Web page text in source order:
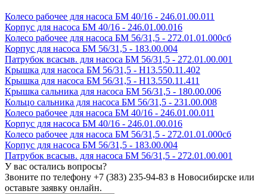
Колесо рабочее для насоса БМ 40/16 - 246.01.00.011
Корпус для насоса БМ 40/16 - 246.01.00.016
Колесо рабочее для насоса БМ 56/31,5 - 272.01.01.000сб
Корпус для насоса БМ 56/31,5 - 183.00.004
Патрубок всасыв. для насоса БМ 56/31,5 - 272.01.00.001
Крышка для насоса БМ 56/31,5 - Н13.550.11.402
Крышка для насоса БМ 56/31,5 - Н13.550.11.411
Крышка сальника для насоса БМ 56/31,5 - 180.00.006
Кольцо сальника для насоса БМ 56/31,5 - 231.00.008
Колесо рабочее для насоса БМ 40/16 - 246.01.00.011
Корпус для насоса БМ 40/16 - 246.01.00.016
Колесо рабочее для насоса БМ 56/31,5 - 272.01.01.000сб
Корпус для насоса БМ 56/31,5 - 183.00.004
Патрубок всасыв. для насоса БМ 56/31,5 - 272.01.00.001
У вас остались вопросы?
Звоните по телефону +7 (383) 235-94-83 в Новосибирске или
оставьте заявку онлайн.